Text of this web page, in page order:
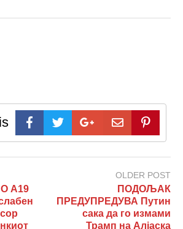
A19
OLDER POST
ПОДОЉАК
ПРЕДУПРЕДУВА Путин
сака да го измами
Трамп на Алјаска